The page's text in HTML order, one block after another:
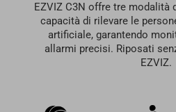
EZVIZ C3N offre tre modalità
capacità di rilevare le
artificiale, garantendo
allarmi precisi. Riposati
EZVIZ.